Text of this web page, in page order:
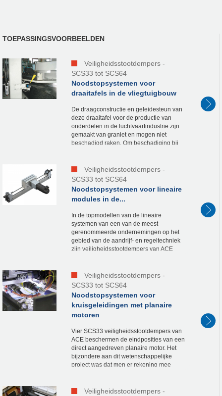
TOEPASSINGSVOORBEELDEN
Veiligheidsstootdempers -
SCS33 tot SCS64
Noodstopsystemen voor
draaitafels in de vliegtuigbouw
De draagconstructie en geleidesteun van
deze draaitafel voor de productie van
onderdelen in de luchtvaartindustrie zijn
gemaakt van graniet en mogen niet
beschadigd raken. Om beschadiging bij
Veiligheidsstootdempers -
SCS33 tot SCS64
Noodstopsystemen voor lineaire
modules in de...
In de topmodellen van de lineaire
systemen van een van de meest
gerenommeerde ondernemingen op het
gebied van de aandrijf- en regeltechniek
zijn veiligheidsstootdempers van ACE
Veiligheidsstootdempers -
SCS33 tot SCS64
Noodstopsystemen voor
kruisgeleidingen met planaire
motoren
Vier SCS33 veiligheidsstootdempers van
ACE beschermen de eindposities van een
direct aangedreven planaire motor. Het
bijzondere aan dit wetenschappelijke
project was dat men er rekening mee
Veiligheidsstootdempers -